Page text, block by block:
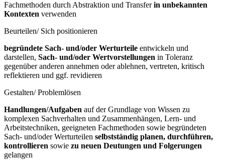
Fachmethoden durch Abstraktion und Transferin unbekannten
Kontexten verwenden
Beurteilen/ Sich positionieren
begründete Sach- und/oder Werturteile entwickeln und
darstellen, Sach- und/oder Wertvorstellungen in Toleranz
gegenüber anderen annehmen oder ablehnen, vertreten, kritisch
reflektieren und ggf. revidieren
Gestalten/ Problemlösen
Handlungen/Aufgaben auf der Grundlage von Wissen zu
komplexen Sachverhalten und Zusammenhängen, Lern- und
Arbeitstechniken, geeigneten Fachmethoden sowie begründeten
Sach- und/oder Werturteilen selbstständig planen, durchführen,
kontrollieren sowie zu neuen Deutungen und Folgerungen
gelangen